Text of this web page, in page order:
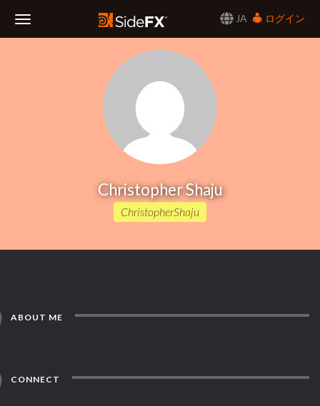
JA
ログイン
Christopher Shaju
ChristopherShaju
ABOUT ME
CONNECT